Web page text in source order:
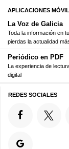
APLICACIONES
La Voz de Galicia
Toda la información en
pierdas la actualidad
Periódico en PDF
La experiencia de
digital
REDES SOCIALES